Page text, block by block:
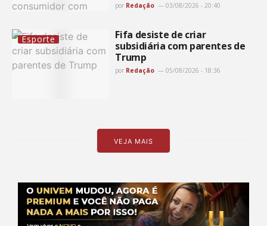
por Redação 03/08/2026 - 20:40
Esporte
Fifa desiste de criar
subsidiária com parentes de
Trump
por Redação 05/08/2026 - 18:36
VEJA MAIS